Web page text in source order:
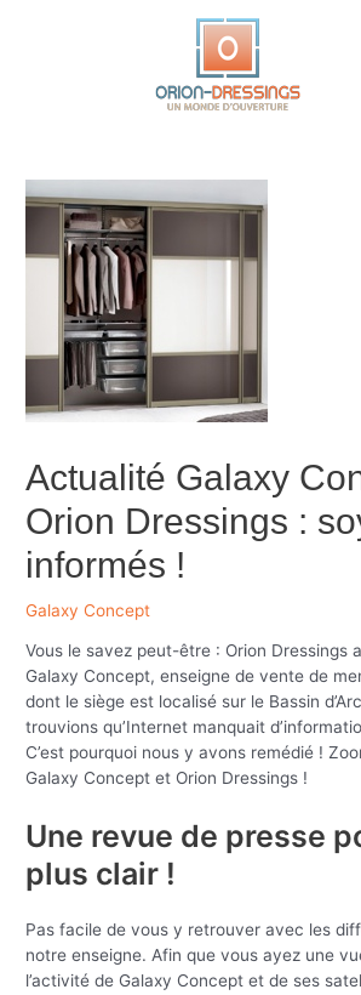
Actualité Galaxy
Orion Dressings :
informés !
Galaxy Concept
Vous le savez peut-être : Orion Dressings
Galaxy Concept, enseigne de vente de
dont le siège est localisé sur le Bassin
trouvions qu’Internet manquait
C’est pourquoi nous y avons remédié !
Galaxy Concept et Orion Dressings !
Une revue de presse
plus clair !
Pas facile de vous y retrouver avec les
notre enseigne. Afin que vous ayez une
l’activité de Galaxy Concept et de ses